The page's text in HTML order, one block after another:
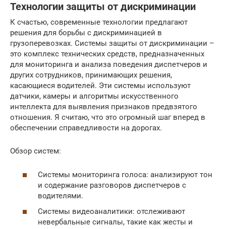
Технологии защиты от дискриминации
К счастью, современные технологии предлагают
решения для борьбы с дискриминацией в
грузоперевозках. Системы защиты от дискриминации –
это комплекс технических средств, предназначенных
для мониторинга и анализа поведения диспетчеров и
других сотрудников, принимающих решения,
касающиеся водителей. Эти системы используют
датчики, камеры и алгоритмы искусственного
интеллекта для выявления признаков предвзятого
отношения. Я считаю, что это огромный шаг вперед в
обеспечении справедливости на дорогах.
Обзор систем:
Системы мониторинга голоса: анализируют тон
и содержание разговоров диспетчеров с
водителями.
Системы видеоаналитики: отслеживают
невербальные сигналы, такие как жесты и